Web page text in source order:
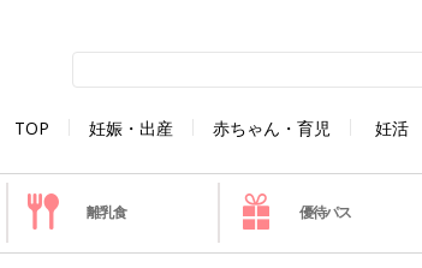
TOP 妊娠・出産 赤ちゃん・育児 妊活
離乳食 優待パス